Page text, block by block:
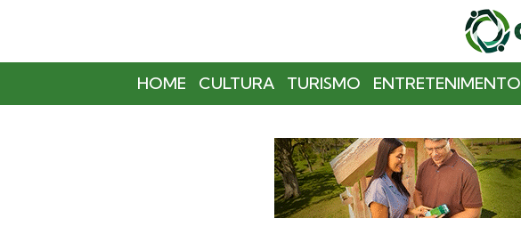
HOME CULTURA TURISMO ENTRETENIMENTO